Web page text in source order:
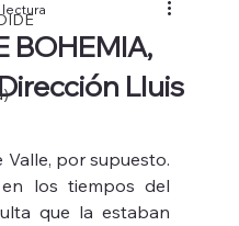
BOHEMIA,
Lluis
por supuesto.
los tiempos del
que la estaban